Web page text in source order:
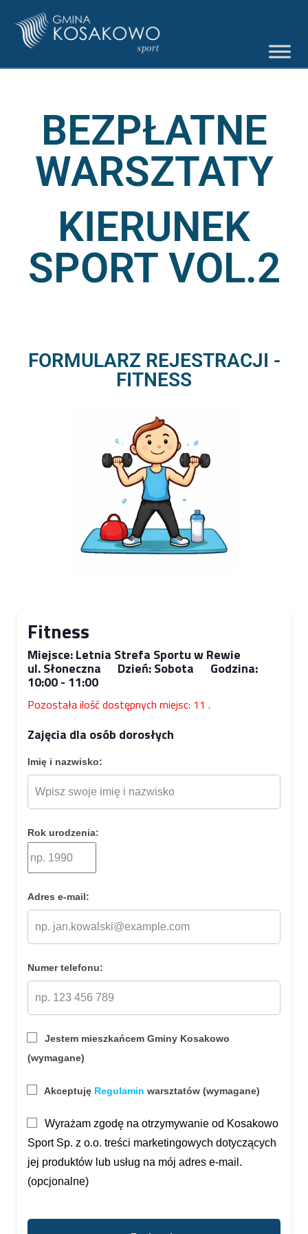
BEZPŁATNE
WARSZTATY
KIERUNEK
SPORT VOL.2
FORMULARZ REJESTRACJI -
FITNESS
Fitness
Miejsce: Letnia Strefa Sportu w Rewie
ul. Słoneczna Dzień: Sobota Godzina:
10:00 - 11:00
Pozostała ilość dostępnych miejsc: 11 .
Zajęcia dla osób dorosłych
Imię i nazwisko:
Rok urodzenia:
Adres e-mail:
Email
Numer telefonu:
Jestem mieszkańcem Gminy Kosakowo
(wymagane)
Akceptuję Regulamin warsztatów (wymagane)
Wyrażam zgodę na otrzymywanie od Kosakowo
Sport Sp. z o.o. treści marketingowych dotyczących
jej produktów lub usług na mój adres e-mail.
(opcjonalne)